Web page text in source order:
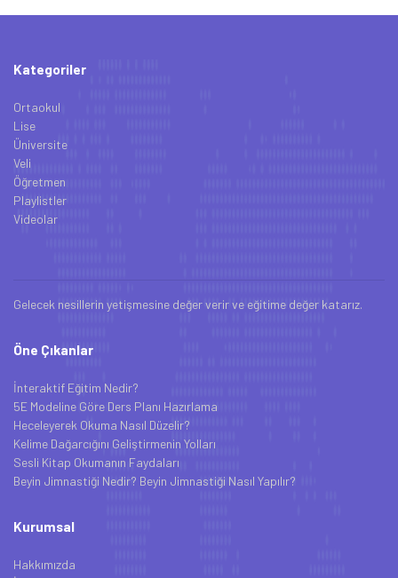
Kategoriler
Ortaokul
Lise
Üniversite
Veli
Öğretmen
Playlistler
Videolar
Gelecek nesillerin yetişmesine değer verir ve eğitime değer katarız.
Öne Çıkanlar
İnteraktif Eğitim Nedir?
5E Modeline Göre Ders Planı Hazırlama
Heceleyerek Okuma Nasıl Düzelir?
Kelime Dağarcığını Geliştirmenin Yolları
Sesli Kitap Okumanın Faydaları
Beyin Jimnastiği Nedir? Beyin Jimnastiği Nasıl Yapılır?
Kurumsal
Hakkımızda